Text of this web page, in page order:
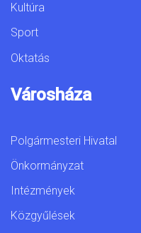
Kultúra
Sport
Oktatás
Városháza
Polgármesteri Hivatal
Önkormányzat
Intézmények
Közgyűlések